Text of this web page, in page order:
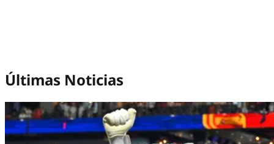
Últimas Noticias